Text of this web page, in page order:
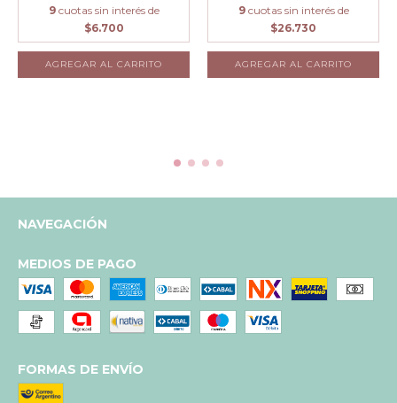
9 cuotas sin interés de
$6.700
9 cuotas sin interés de
$26.730
NAVEGACIÓN
MEDIOS DE PAGO
FORMAS DE ENVÍO